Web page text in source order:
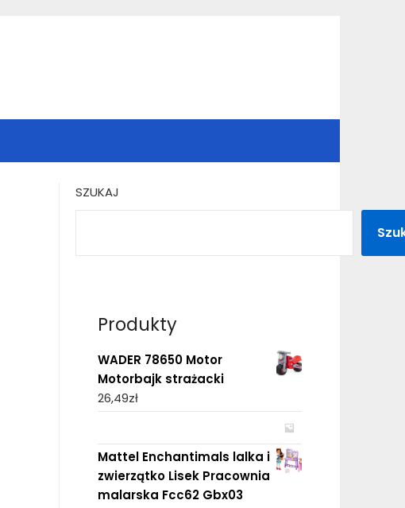
SZUKAJ
Produkty
WADER 78650 Motor
Motorbajk strażacki
26,49zł
Mattel Enchantimals lalka i
zwierzątko Lisek Pracownia
malarska Fcc62 Gbx03